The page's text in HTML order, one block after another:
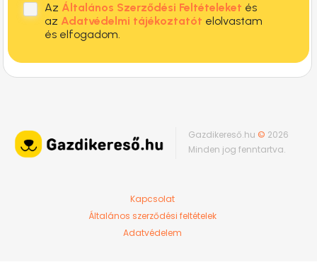
Az Általános Szerződési Feltételeket és
az Adatvédelmi tájékoztatót elolvastam
és elfogadom.
Gazdikereső.hu © 2026
Minden jog fenntartva.
Kapcsolat
Általános szerződési feltételek
Adatvédelem